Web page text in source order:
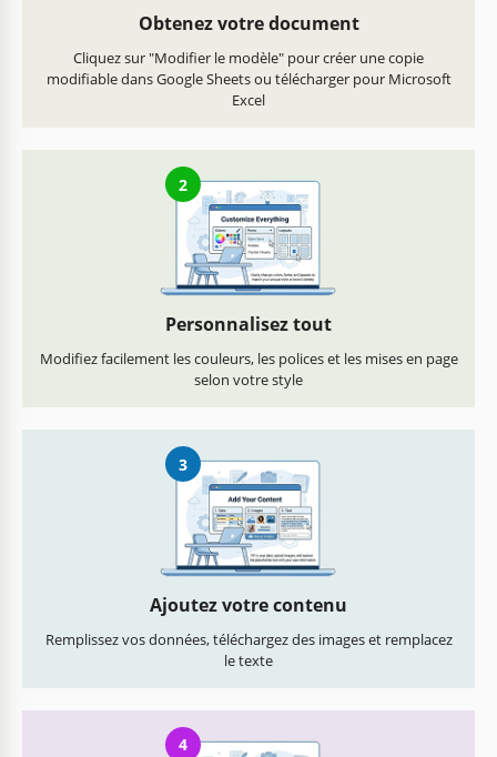
Obtenez votre document
Cliquez sur "Modifier le modèle" pour créer une copie
modifiable dans Google Sheets ou télécharger pour Microsoft
Excel
2
Personnalisez tout
Modifiez facilement les couleurs, les polices et les mises en page
selon votre style
3
Ajoutez votre contenu
Remplissez vos données, téléchargez des images et remplacez
le texte
4